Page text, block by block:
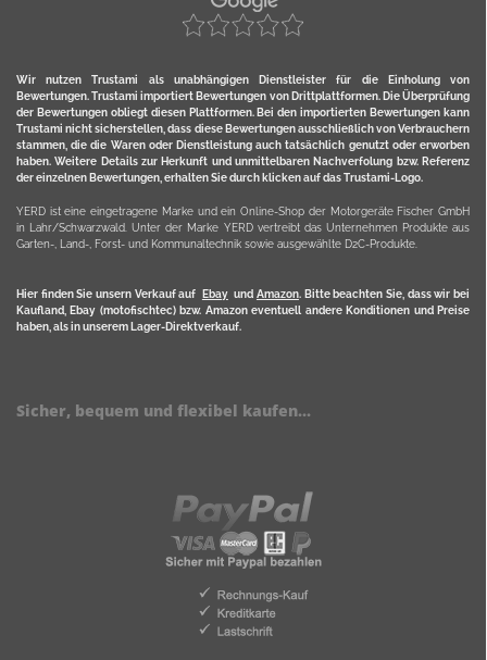
Wir nutzen Trustami als unabhängigen Dienstleister für die Einholung von
Bewertungen. Trustami importiert Bewertungen von Drittplattformen. Die Überprüfung
der Bewertungen obliegt diesen Plattformen. Bei den importierten Bewertungen kann
Trustami nicht sicherstellen, dass diese Bewertungen ausschließlich von Verbrauchern
stammen, die die Waren oder Dienstleistung auch tatsächlich genutzt oder erworben
haben. Weitere Details zur Herkunft und unmittelbaren Nachverfolung bzw. Referenz
der einzelnen Bewertungen, erhalten Sie durch klicken auf das Trustami-Logo.
YERD ist eine eingetragene Marke und ein Online-Shop der Motorgeräte Fischer GmbH
in Lahr/Schwarzwald. Unter der Marke YERD vertreibt das Unternehmen Produkte aus
Garten-, Land-, Forst- und Kommunaltechnik sowie ausgewählte D2C-Produkte.
Hier finden Sie unsern Verkauf auf Ebayund Amazon. Bitte beachten Sie, dass wir bei
Kaufland, Ebay (motofischtec) bzw. Amazon eventuell andere Konditionen und Preise
haben, als in unserem Lager-Direktverkauf.
Sicher, bequem und flexibel kaufen...